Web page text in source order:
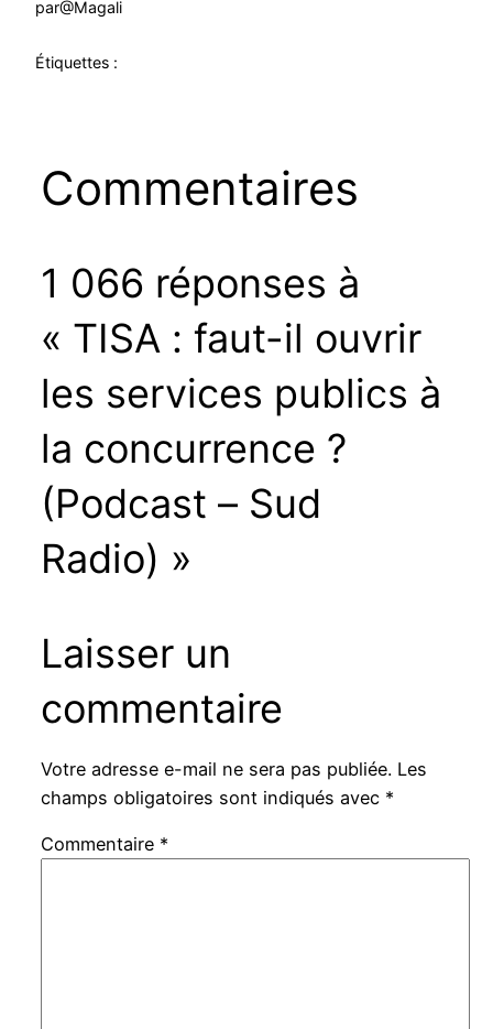
par@Magali
Étiquettes :
Commentaires
1 066 réponses à
« TISA : faut-il ouvrir
les services publics à
la concurrence ?
(Podcast – Sud
Radio) »
Laisser un
commentaire
Votre adresse e-mail ne sera pas publiée. Les
champs obligatoires sont indiqués avec *
Commentaire *